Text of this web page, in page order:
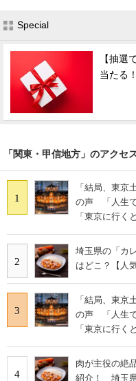
Special
【抽選
当たる
「関東・甲信地方」のアクセ
1
「結局、東京
の声 「人生で
「東京に行く
2
埼玉県の「カ
はどこ？【人
3
「結局、東京
の声 「人生で
「東京に行く
4
肉が主役の絶
紹介！ 埼玉県